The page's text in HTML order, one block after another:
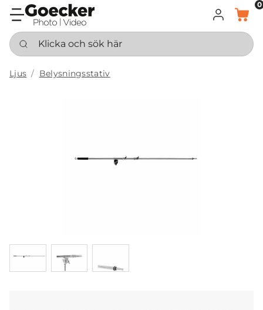
LOGGA IN
KORG
0
Klicka och sök här
Ljus Belysningsstativ